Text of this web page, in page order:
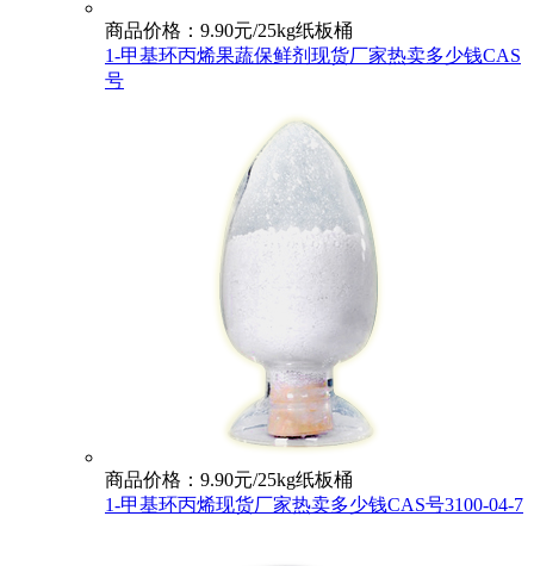
商品价格：9.90元/25kg纸板桶
1-甲基环丙烯果蔬保鲜剂现货厂家热卖多少钱CAS
号
商品价格：9.90元/25kg纸板桶
1-甲基环丙烯现货厂家热卖多少钱CAS号3100-04-7